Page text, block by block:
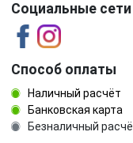
Социальные
Способ оплаты
Наличный расчёт
Банковская карта
Безналичный